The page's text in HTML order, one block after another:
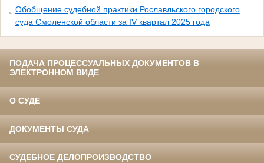
Обобщение судебной практики Рославльского городского
суда Смоленской области за IV квартал 2025 года
ПОДАЧА ПРОЦЕССУАЛЬНЫХ ДОКУМЕНТОВ В
ЭЛЕКТРОННОМ ВИДЕ
О СУДЕ
ДОКУМЕНТЫ СУДА
СУДЕБНОЕ ДЕЛОПРОИЗВОДСТВО